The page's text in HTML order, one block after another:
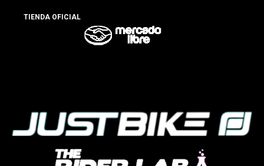
TIENDA OFICIAL